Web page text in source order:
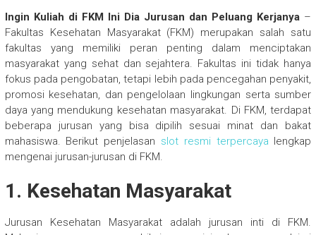
Ingin Kuliah di FKM Ini Dia Jurusan dan Peluang Kerjanya –
Fakultas Kesehatan Masyarakat (FKM) merupakan salah satu
fakultas yang memiliki peran penting dalam menciptakan
masyarakat yang sehat dan sejahtera. Fakultas ini tidak hanya
fokus pada pengobatan, tetapi lebih pada pencegahan penyakit,
promosi kesehatan, dan pengelolaan lingkungan serta sumber
daya yang mendukung kesehatan masyarakat. Di FKM, terdapat
beberapa jurusan yang bisa dipilih sesuai minat dan bakat
mahasiswa. Berikut penjelasan slot resmi terpercaya lengkap
mengenai jurusan-jurusan di FKM.
1. Kesehatan Masyarakat
Jurusan Kesehatan Masyarakat adalah jurusan inti di FKM.